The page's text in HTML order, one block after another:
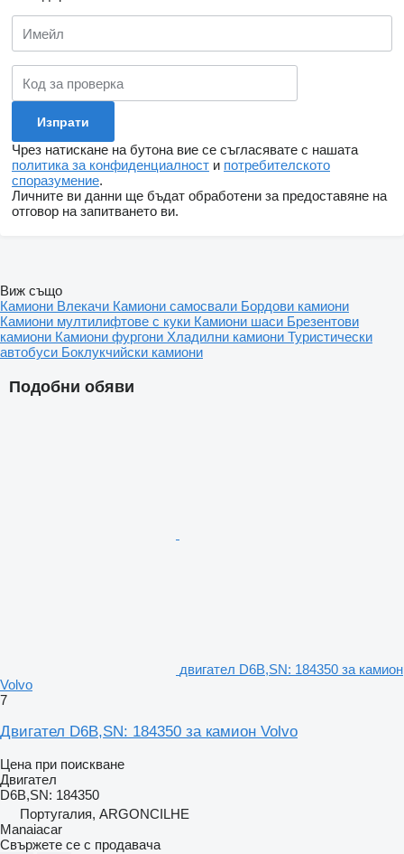
Чрез натискане на бутона вие се съгласявате с нашата
политика за конфиденциалност и потребителското
споразумение.
Личните ви данни ще бъдат обработени за предоставяне на
отговор на запитването ви.
Подобни обяви
двигател D6B,SN: 184350 за камион
Volvo
7
Двигател D6B,SN: 184350 за камион Volvo
Цена при поискване
Двигател
D6B,SN: 184350
Португалия, ARGONCILHE
Manaiacar
Свържете се с продавача
Виж също
Камиони Влекачи Камиони самосвали Бордови камиони
Камиони мултилифтове с куки Камиони шаси Брезентови
камиони Камиони фургони Хладилни камиони Туристически
автобуси Боклукчийски камиони